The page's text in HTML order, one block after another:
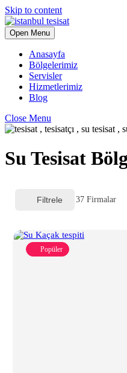
Skip to content
Open Menu
Anasayfa
Bölgelerimiz
Servisler
Hizmetlerimiz
Blog
Close Menu
Su Tesisat
Filtrele 37 Firmalar
Popüler